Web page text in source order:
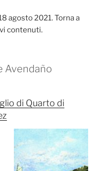
agosto 2021. Torna a
contenuti.
Avendaño
di Quarto di